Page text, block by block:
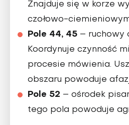
Znajduje się w korze
czołowo-
Pole 44, 45 – ruchowy
Koordynuje czynność
procesie mówienia.
obszaru powoduje
Pole 52 – ośrodek
tego pola powoduje